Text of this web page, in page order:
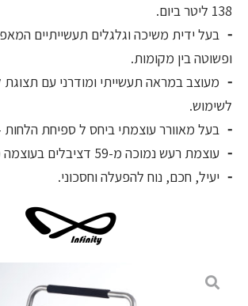
138 ליטר ביום.
בעל ידית משיכה וגלגלים תעשייתיים
ופשוטה בין מקומות.
מעוצב במראה תעשייתי ומודרני עם תצוגת
לשימוש.
בעל מאוורר עוצמתי ביחס ל ספיחת הלחות – 1,200
עוצמת רעש נמוכה מ-59 דציבלים בעוצמה מרבית.
יעיל, חכם, נוח להפעלה וחסכוני.